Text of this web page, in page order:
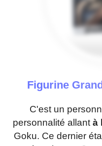
Figurine
C'est un
personnalité allant à
Goku. Ce dernier